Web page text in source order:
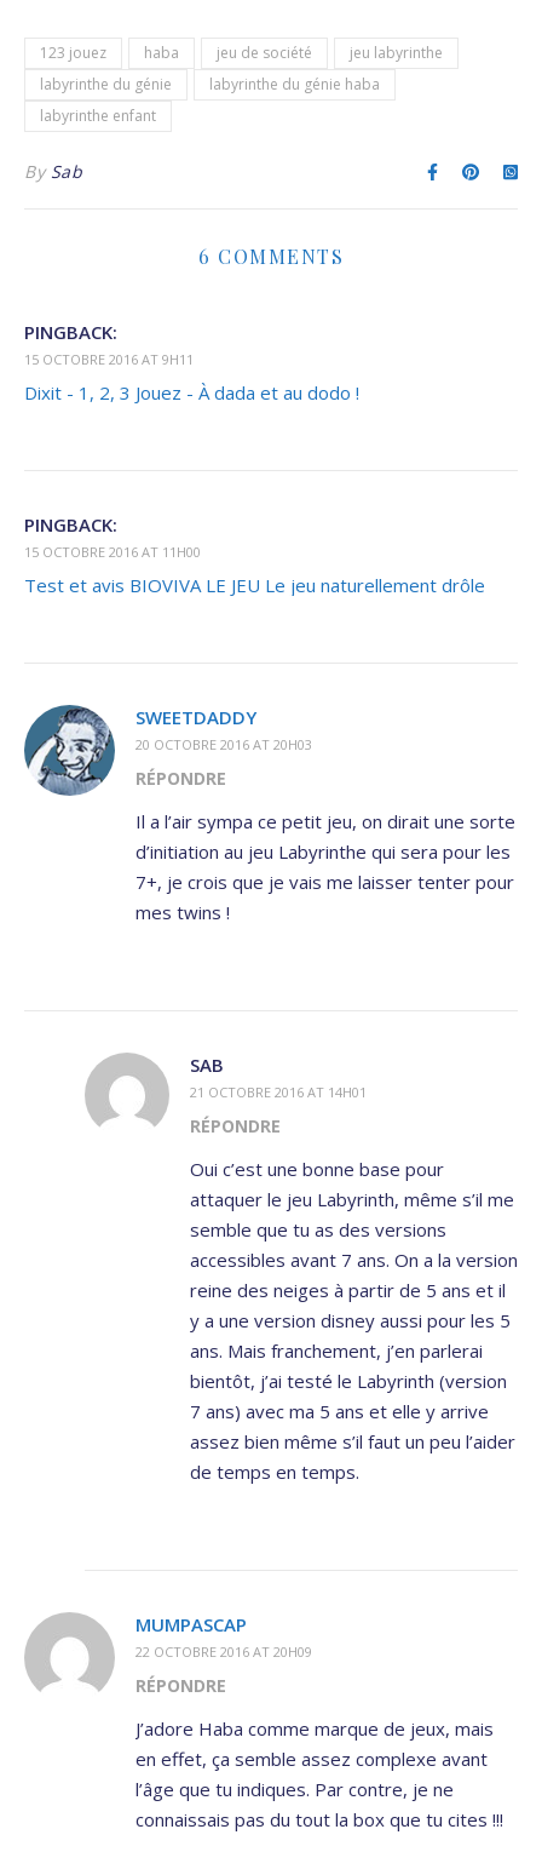
123 jouez haba jeu de société
jeu labyrinthe
labyrinthe du génie
labyrinthe du génie haba
labyrinthe enfant
By Sab
6 COMMENTS
PINGBACK:
15 OCTOBRE 2016 AT 9H11
Dixit - 1, 2, 3 Jouez - À dada et au dodo !
PINGBACK:
15 OCTOBRE 2016 AT 11H00
Test et avis BIOVIVA LE JEU Le jeu naturellement drôle
SWEETDADDY
20 OCTOBRE 2016 AT 20H03
RÉPONDRE
Il a l’air sympa ce petit jeu, on dirait une sorte
d’initiation au jeu Labyrinthe qui sera pour les
7+, je crois que je vais me laisser tenter pour
mes twins !
SAB
21 OCTOBRE 2016 AT 14H01
RÉPONDRE
Oui c’est une bonne base pour
attaquer le jeu Labyrinth, même s’il me
semble que tu as des versions
accessibles avant 7 ans. On a la version
reine des neiges à partir de 5 ans et il
y a une version disney aussi pour les 5
ans. Mais franchement, j’en parlerai
bientôt, j’ai testé le Labyrinth (version
7 ans) avec ma 5 ans et elle y arrive
assez bien même s’il faut un peu l’aider
de temps en temps.
MUMPASCAP
22 OCTOBRE 2016 AT 20H09
RÉPONDRE
J’adore Haba comme marque de jeux, mais
en effet, ça semble assez complexe avant
l’âge que tu indiques. Par contre, je ne
connaissais pas du tout la box que tu cites !!!